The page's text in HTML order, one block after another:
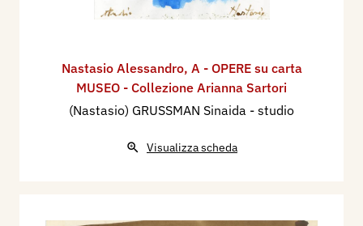
Nastasio Alessandro, A - OPERE su carta
MUSEO - Collezione Arianna Sartori
(Nastasio) GRUSSMAN Sinaida - studio
Visualizza scheda